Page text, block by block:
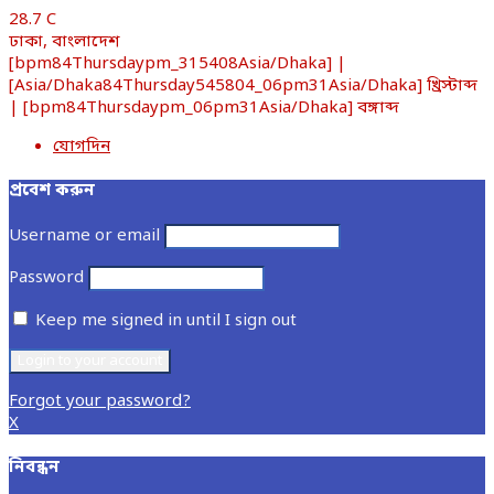
28.7 C
ঢাকা, বাংলাদেশ
[bpm84Thursdaypm_315408Asia/Dhaka] |
[Asia/Dhaka84Thursday545804_06pm31Asia/Dhaka] খ্রিস্টাব্দ
| [bpm84Thursdaypm_06pm31Asia/Dhaka] বঙ্গাব্দ
যোগদিন
প্রবেশ করুন
Username or email
Password
Keep me signed in until I sign out
Forgot your password?
X
নিবন্ধন